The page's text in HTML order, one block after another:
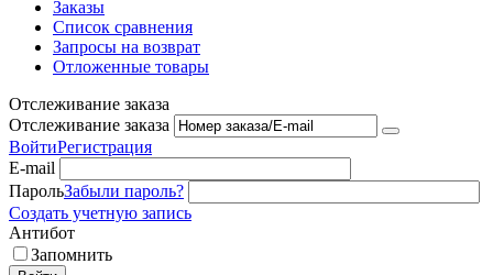
Заказы
Список сравнения
Запросы на возврат
Отложенные товары
Отслеживание заказа
Отслеживание заказа
ВойтиРегистрация
E-mail
ПарольЗабыли пароль?
Создать учетную запись
Антибот
Запомнить